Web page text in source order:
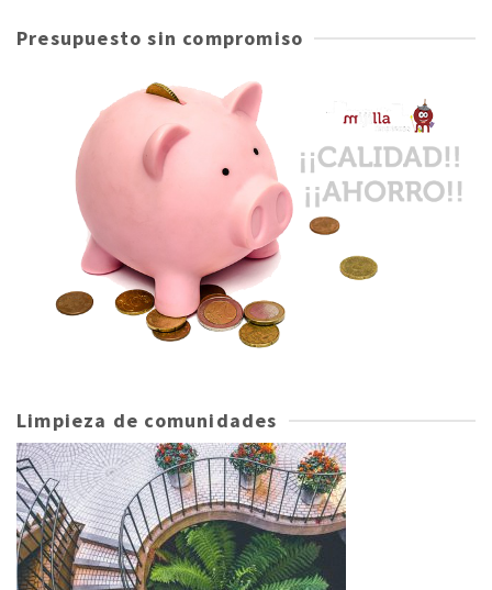
Presupuesto sin compromiso
Limpieza de comunidades